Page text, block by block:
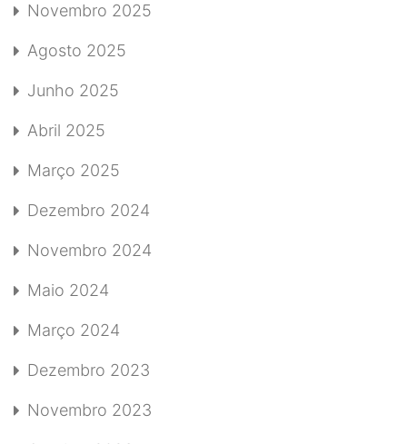
Novembro 2025
Agosto 2025
Junho 2025
Abril 2025
Março 2025
Dezembro 2024
Novembro 2024
Maio 2024
Março 2024
Dezembro 2023
Novembro 2023